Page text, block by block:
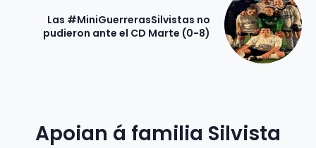
Las #MiniGuerrerasSilvistas no
pudieron ante el CD Marte (0-8)
Apoian á familia Silvista